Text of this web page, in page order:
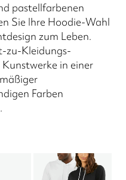
pastellfarbenen
Sie Ihre Hoodie-Wahl
zum Leben.
zu-Kleidungs-
in einer
Farben